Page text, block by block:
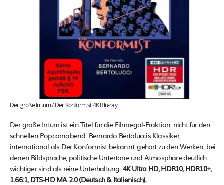
Der große Irrtum / Der Konformist 4K Blu-ray
Der große Irrtum ist ein Titel für die Filmregal-Fraktion, nicht für den
schnellen Popcornabend. Bernardo Bertoluccis Klassiker,
international als Der Konformist bekannt, gehört zu den Werken, bei
denen Bildsprache, politische Untertöne und Atmosphäre deutlich
wichtiger sind als reine Unterhaltung. 4K Ultra HD, HDR10, HDR10+,
1.66:1, DTS-HD MA 2.0 (Deutsch & Italienisch).